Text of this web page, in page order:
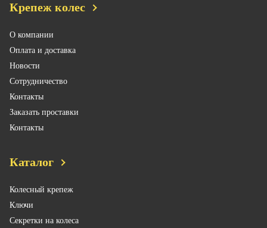
Крепеж колес
О компании
Оплата и доставка
Новости
Сотрудничество
Контакты
Заказать проставки
Контакты
Каталог
Колесный крепеж
Ключи
Секретки на колеса